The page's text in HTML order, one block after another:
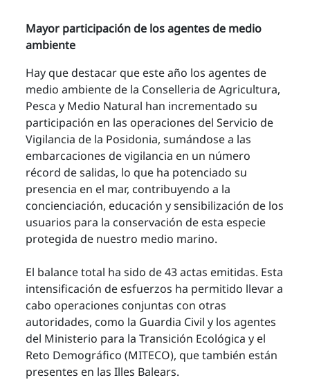
Mayor participación de los agentes de medio
ambiente
Hay que destacar que este año los agentes de
medio ambiente de la Conselleria de Agricultura,
Pesca y Medio Natural han incrementado su
participación en las operaciones del Servicio de
Vigilancia de la Posidonia, sumándose a las
embarcaciones de vigilancia en un número
récord de salidas, lo que ha potenciado su
presencia en el mar, contribuyendo a la
concienciación, educación y sensibilización de los
usuarios para la conservación de esta especie
protegida de nuestro medio marino.
El balance total ha sido de 43 actas emitidas. Esta
intensificación de esfuerzos ha permitido llevar a
cabo operaciones conjuntas con otras
autoridades, como la Guardia Civil y los agentes
del Ministerio para la Transición Ecológica y el
Reto Demográfico (MITECO), que también están
presentes en las Illes Balears.